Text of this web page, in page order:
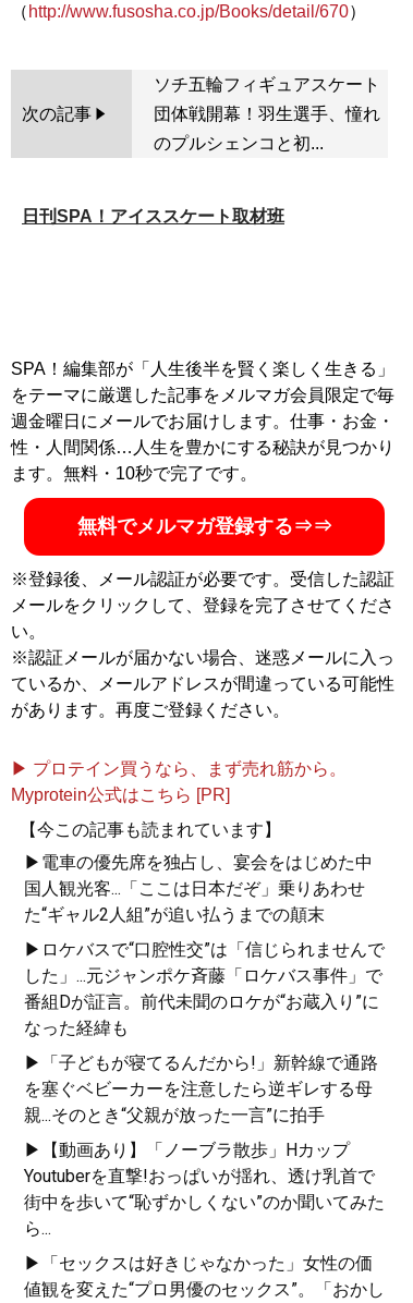
（ http://www.fusosha.co.jp/Books/detail/670
次の記事
ソチ五輪フィギュアスケート
団体戦開幕！羽生選手、憧れ
のプルシェンコと初...
日刊SPA！アイススケート取材班
SPA！編集部が「人生後半を賢く楽しく生きる」
をテーマに厳選した記事をメルマガ会員限定で毎
週金曜日にメールでお届けします。仕事・お金・
性・人間関係…人生を豊かにする秘訣が見つかり
ます。無料・10秒で完了です。
無料でメルマガ登録する⇒⇒
※登録後、メール認証が必要です。受信した認証
メールをクリックして、登録を完了させてくださ
い。
※認証メールが届かない場合、迷惑メールに入っ
ているか、メールアドレスが間違っている可能性
があります。再度ご登録ください。
▶ プロテイン買うなら、まず売れ筋から。
Myprotein公式はこちら [PR]
【今この記事も読まれています】
▶電車の優先席を独占し、宴会をはじめた中
国人観光客...「ここは日本だぞ」乗りあわせ
た“ギャル2人組”が追い払うまでの顛末
▶ロケバスで“口腔性交”は「信じられませんで
した」...元ジャンポケ斉藤「ロケバス事件」で
番組Dが証言。前代未聞のロケが“お蔵入り”に
なった経緯も
▶「子どもが寝てるんだから!」新幹線で通路
を塞ぐベビーカーを注意したら逆ギレする母
親...そのとき“父親が放った一言”に拍手
▶【動画あり】「ノーブラ散歩」Hカップ
Youtuberを直撃!おっぱいが揺れ、透け乳首で
街中を歩いて“恥ずかしくない”のか聞いてみた
ら...
▶「セックスは好きじゃなかった」女性の価
値観を変えた“プロ男優のセックス”。「おかし